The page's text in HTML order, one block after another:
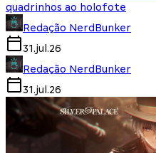
quadrinhos ao holofote
Redação NerdBunker
31.jul.26
Redação NerdBunker
31.jul.26